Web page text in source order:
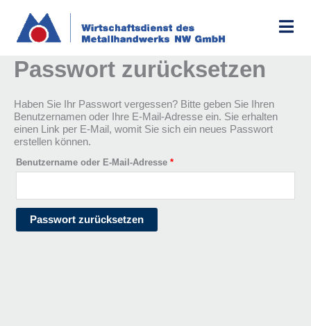
springen
Passwort zurücksetzen
Haben Sie Ihr Passwort vergessen? Bitte geben Sie Ihren
Benutzernamen oder Ihre E-Mail-Adresse ein. Sie erhalten
einen Link per E-Mail, womit Sie sich ein neues Passwort
erstellen können.
Benutzername oder E-Mail-Adresse *
Passwort zurücksetzen